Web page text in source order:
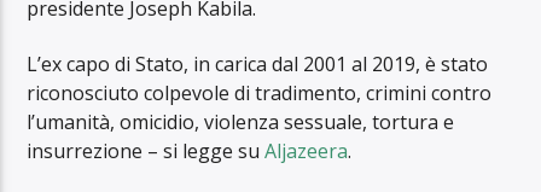
presidente Joseph Kabila.
L’ex capo di Stato, in carica dal 2001 al 2019, è stato
riconosciuto colpevole di tradimento, crimini contro
l’umanità, omicidio, violenza sessuale, tortura e
insurrezione – si legge suAljazeera.